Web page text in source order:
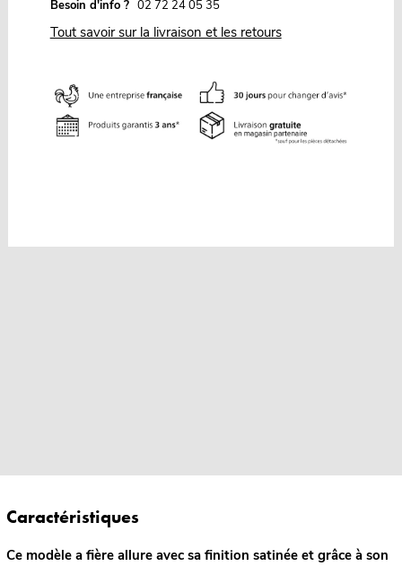
Besoin d'info ? 02 72 24 05 35
Tout savoir sur la livraison et les retours
Caractéristiques
Ce modèle a fière allure avec sa finition satinée et grâce à son